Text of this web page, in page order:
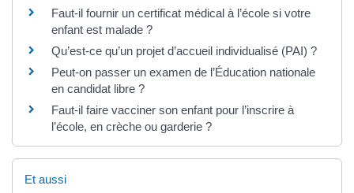
Faut-il fournir un certificat médical à l’école si votre
enfant est malade ?
Qu’est-ce qu’un projet d’accueil individualisé (PAI) ?
Peut-on passer un examen de l’Éducation nationale
en candidat libre ?
Faut-il faire vacciner son enfant pour l’inscrire à
l’école, en crèche ou garderie ?
Et aussi